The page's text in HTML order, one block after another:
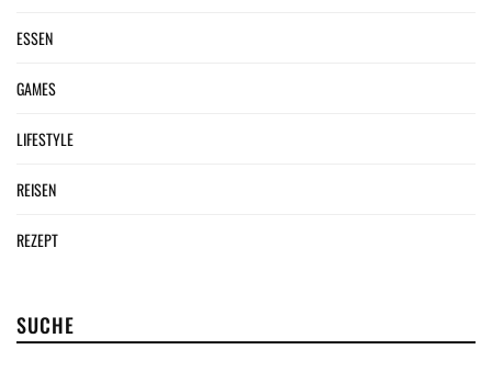
ESSEN
GAMES
LIFESTYLE
REISEN
REZEPT
SUCHE